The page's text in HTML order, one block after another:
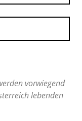
vorwiegend
lebenden